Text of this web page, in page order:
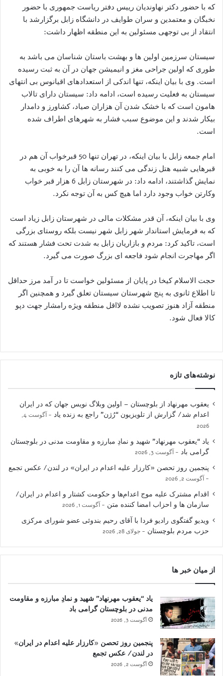
که با حضور دکتر نهاوندیان رییس دفتر ریاست جمهوری با حضور
نخبگان و معتمدین و سران طوایف در دانشگاه زابل برگزارشد با
انتقاد از بی توجهی مسئولین به این منطقه اظهار داشت:
سیستان سرزمین اولین ها و بهشت باستان شناسان می باشد به
طوری که اولین جراحی مغز و انیمیشن جهان در آن به ثبت رسیده
است. وی با بیان اینکه، تنها اندکی از استعدادهای اقیانوس بی انتهای
سیستان به فعلیت رسیده است، ادامه داد: سیستان دارای تالاب
هامون است که با خشک شدن آن هزاران صیاد، کشاورز و دامدار
بیکار شدند و این موضوع سبب فشار به شهرهای اطراف شده
است.
امام جمعه زابل با بیان اینکه، در تهران تنها 50 قبرخواب آن هم در
قبرهایی شبیه هتل زندگی می کنند رسانه ها آن را به خوبی به
نمایش گذاشتند، ادامه داد: در شهرستان زابل 6 هزار قبر خواب
وکارتن خواب وجود دارد اما هیچ کس به آن توجه نکرد.
وی با بیان اینکه، آن قدر مشکلات مالی در شهرستان زابل زیاد است
که به فرمایش استاندار شهر زابل شهر نیست بلکه روستای بزرگی
است، تاکید کرد: مردم و بازاریان زابل به شدت تحت فشار هستند که
اگر مهاجرت انجام شود فاجعه ای بزرگ صورت می گیرد.
حجت الاسلام کیخا در پایان از مسئولین خواست تا در آمد مرز حداقل
تا اطلاع ثانوی به پنج شهرستان سیستان تعلق گیرد و همچنین اگر
منطقه آزاد هنوز تصویب نشده لااقل منطقه ویژه رامشار جهت دپو
کالا فعال شود.
نوشته‌های تازه
یعقوب مهرنهاد از بلوچستان – اولین وبلاگ نویس جهان که در ایران
اعدام شد/ گزارش از تلویزیون “رُژن” راجع به زنده یاد
آگوست 4,
2026
یاد “یعقوب مهرنهاد” شهید و نمادِ مبارزه و مقاومت مدنی در بلوچستان
گرامی باد
آگوست 3, 2026
پنجمین روز تحصن «کارزار علیه اعدام در ایران» در لندن/ عکس تجمع
آگوست 2, 2026
اقدام مشترک علیه موج اعدام‌ها و حکومت کشتار و اعدام در ایران/
سازمان ها و احزاب امضا کننده متن
آگوست 1, 2026
ویدیو گفتگوی رادیو فردا با آقای رحیم بندوئی عضو شورای مرکزی
حزب مردم بلوچستان
جولای 28, 2026
از میان خبر ها
یاد “یعقوب مهرنهاد” شهید و نمادِ مبارزه و مقاومت
مدنی در بلوچستان گرامی باد
آگوست 3, 2026
پنجمین روز تحصن «کارزار علیه اعدام در ایران»
در لندن/ عکس تجمع
آگوست 2, 2026